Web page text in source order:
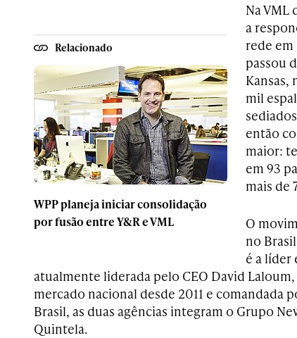
Relacionado
WPP planeja iniciar consolidação
por fusão entre Y&R e VML
Na VML
a
rede em
passou
Kansas,
mil
então
maior:
em 93
mais de
O
no
é a líder
atualmente liderada pelo CEO David
mercado nacional desde 2011 e comandada
Brasil, as duas agências integram o Grupo
Quintela.